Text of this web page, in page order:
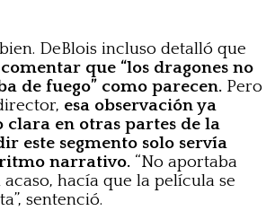
DeBlois incluso detalló que
que “los dragones no
de fuego” como parecen. Pero
esa observación ya
clara en otras partes de la
este segmento solo servía
narrativo. “No aportaba
acaso, hacía que la película se
sentenció.